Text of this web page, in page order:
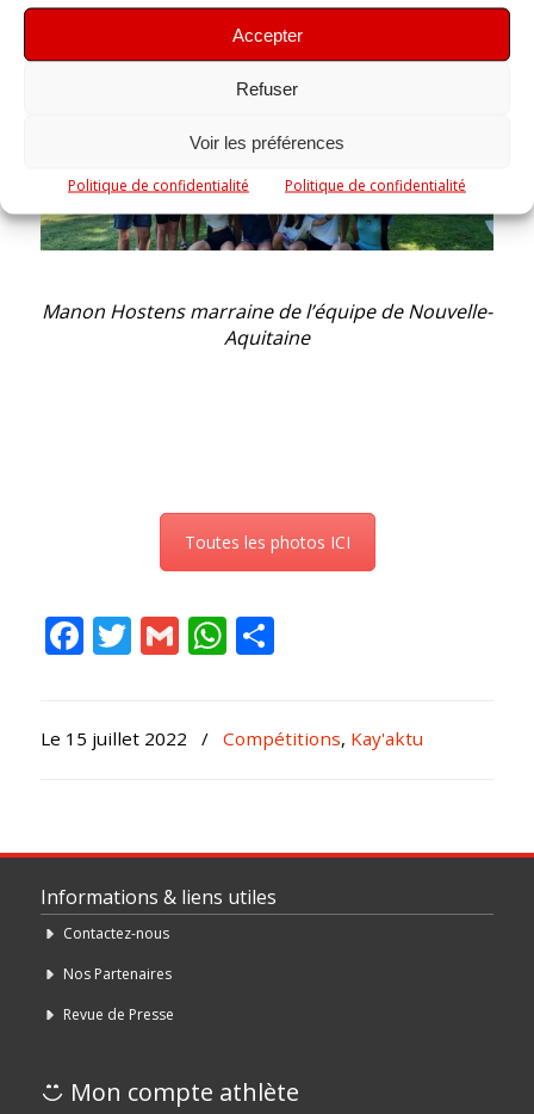
Accepter
Refuser
Voir les préférences
Politique de confidentialité Politique de confidentialité
Manon Hostens marraine de l’équipe de Nouvelle-
Aquitaine
Toutes les photos ICI
Facebook
Twitter
GmailWhatsApp
Le 15 juillet 2022 / Compétitions, Kay'aktu
Informations & liens utiles
Contactez-nous
Nos Partenaires
Revue de Presse
Mon compte athlète